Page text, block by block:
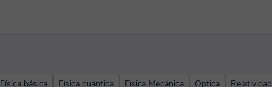
Física básica Física cuántica Física Mecánica Óptica Relatividad